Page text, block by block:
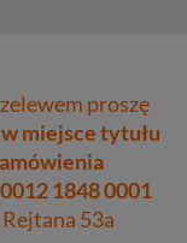
proszę
w miejsce tytułu
1848 0001
53a